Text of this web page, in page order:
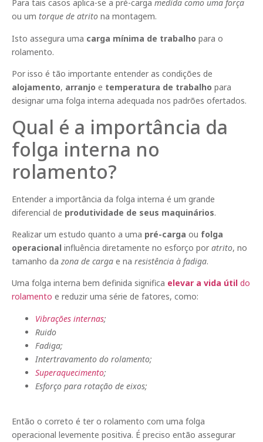
Para tais casos aplica-se a pré-carga medida como uma força
ou um torque de atrito na montagem.
Isto assegura uma carga mínima de trabalho para o
rolamento.
Por isso é tão importante entender as condições de
alojamento, arranjo e temperatura de trabalho para
designar uma folga interna adequada nos padrões ofertados.
Qual é a importância da
folga interna no
rolamento?
Entender a importância da folga interna é um grande
diferencial de produtividade de seus maquinários.
Realizar um estudo quanto a uma pré-carga ou folga
operacional influência diretamente no esforço por atrito, no
tamanho da zona de carga e na resistência à fadiga.
Uma folga interna bem definida significa elevar a vida útil do
rolamento e reduzir uma série de fatores, como:
Vibrações internas;
Ruido
Fadiga;
Intertravamento do rolamento;
Superaquecimento;
Esforço para rotação de eixos;
Então o correto é ter o rolamento com uma folga
operacional levemente positiva. É preciso então assegurar